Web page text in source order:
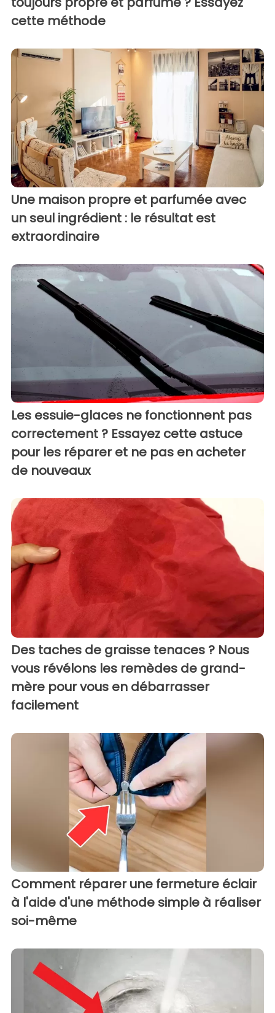
cette méthode
Une maison propre et parfumée avec
un seul ingrédient : le résultat est
extraordinaire
Les essuie-glaces ne fonctionnent pas
correctement ? Essayez cette astuce
pour les réparer et ne pas en acheter
de nouveaux
Des taches de graisse tenaces ? Nous
vous révélons les remèdes de grand-
mère pour vous en débarrasser
facilement
Comment réparer une fermeture éclair
à l'aide d'une méthode simple à réaliser
soi-même